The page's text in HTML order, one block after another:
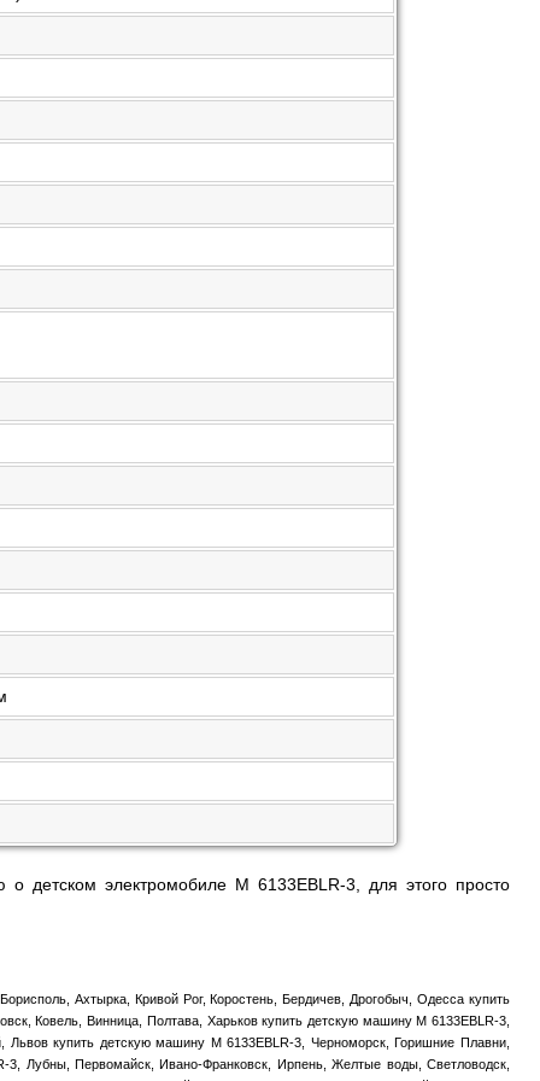
детском электромобиле M 6133EBLR-3, для этого просто
Ахтырка, Кривой Рог, Коростень, Бердичев, Дрогобыч, Одесса купить
Ковель, Винница, Полтава, Харьков купить детскую машину M 6133EBLR-3,
купить детскую машину M 6133EBLR-3, Черноморск, Горишние Плавни,
Лубны, Первомайск, Ивано-Франковск, Ирпень, Желтые воды, Светловодск,